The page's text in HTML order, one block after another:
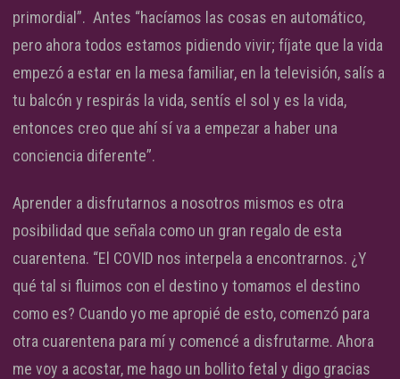
primordial”. Antes “hacíamos las cosas en automático,
pero ahora todos estamos pidiendo vivir; fíjate que la vida
empezó a estar en la mesa familiar, en la televisión, salís a
tu balcón y respirás la vida, sentís el sol y es la vida,
entonces creo que ahí sí va a empezar a haber una
conciencia diferente”.
Aprender a disfrutarnos a nosotros mismos es otra
posibilidad que señala como un gran regalo de esta
cuarentena. “El COVID nos interpela a encontrarnos. ¿Y
qué tal si fluimos con el destino y tomamos el destino
como es? Cuando yo me apropié de esto, comenzó para
otra cuarentena para mí y comencé a disfrutarme. Ahora
me voy a acostar, me hago un bollito fetal y digo gracias